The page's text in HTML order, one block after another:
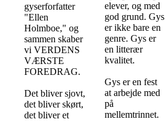
gyserforfatter
"Ellen
Holmboe," og
sammen skaber
vi VERDENS
VÆRSTE
FOREDRAG.
Det bliver sjovt,
det bliver skørt,
det bliver et
elever, og med
god grund. Gys
er ikke bare en
genre. Gys er
en litterær
kvalitet.
Gys er en fest
at arbejde med
på
mellemtrinnet.